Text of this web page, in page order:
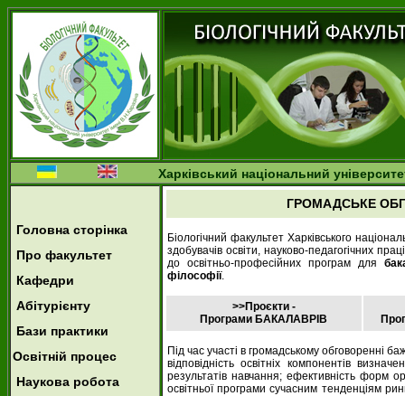
Харківський національний
Головна сторінка
Про факультет
Кафедри
Абітурієнту
Бази практики
Освітній процес
Наукова робота
ГРОМАДСЬКЕ
Біологічний факультет Харківського
здобувачів освіти, науково-педагогічних
до освітньо-професійних програм для
філософії.
>>Проєкти -
Програми БАКАЛАВРІВ
Під час участі в громадському обговоренні
відповідність освітніх компонентів
результатів навчання; ефективність форм
освітньої програми сучасним тенденціям